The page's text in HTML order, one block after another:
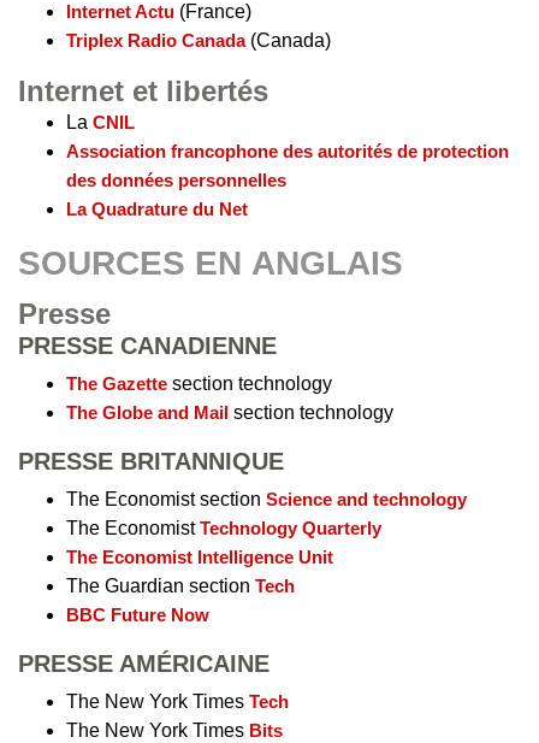
Internet Actu (France)
Triplex Radio Canada(Canada)
Internet et libertés
La CNIL
Association francophone des autorités de protection
des données personnelles
La Quadrature du Net
SOURCES EN ANGLAIS
Presse
PRESSE CANADIENNE
The Gazette section technology
The Globe and Mail section technology
PRESSE BRITANNIQUE
The Economist section Science and technology
The EconomistTechnology Quarterly
The Economist Intelligence Unit
The Guardian section Tech
BBC Future Now
PRESSE AMÉRICAINE
The New York Times Tech
The New York Times Bits